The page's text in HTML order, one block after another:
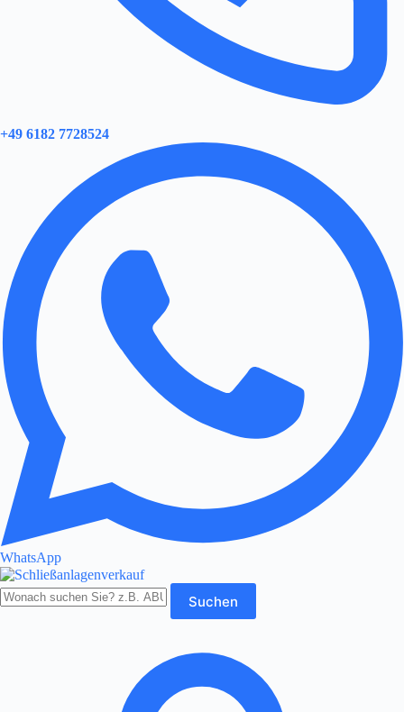
+49 6182 7728524
WhatsApp
Produkte
durchsuchen
Suchen